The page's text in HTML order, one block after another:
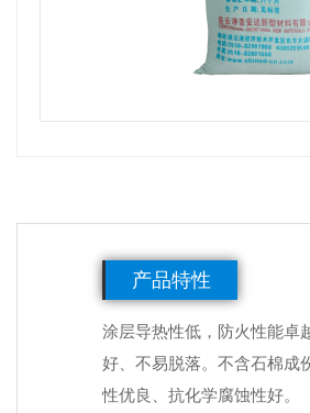
产品特性
涂层导热性低，防火性能卓
好、不易脱落。不含石棉成
性优良、抗化学腐蚀性好。